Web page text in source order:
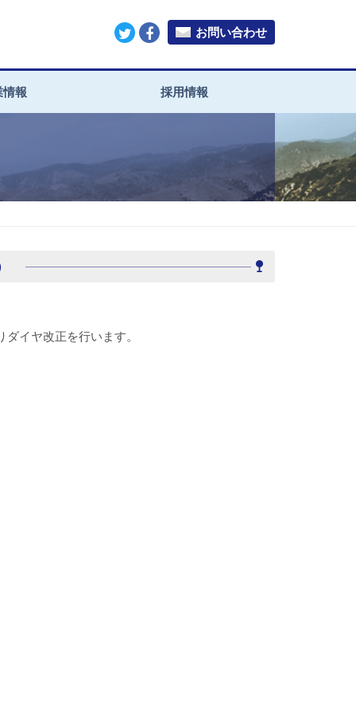
お問い合わせ
情報 採用情報
イヤ改正を行います。